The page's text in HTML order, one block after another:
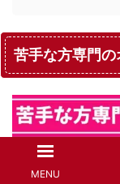
苦手な方専門
MENU